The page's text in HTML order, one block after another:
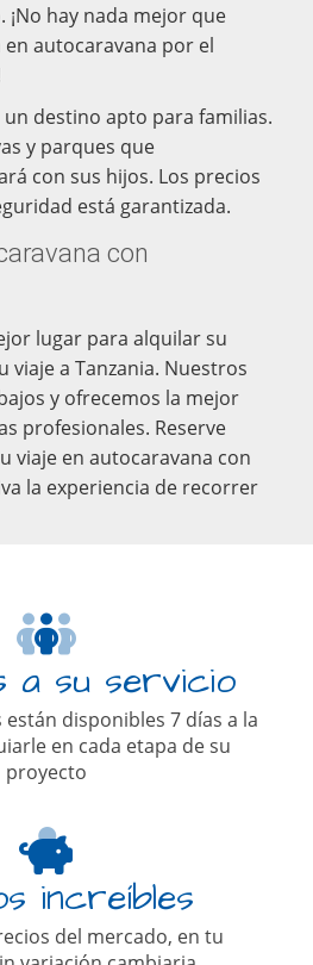
¡No hay nada mejor que
autocaravana por el
un destino apto para familias.
y parques que
con sus hijos. Los precios
está garantizada.
con
lugar para alquilar su
viaje a Tanzania. Nuestros
y ofrecemos la mejor
profesionales. Reserve
viaje en autocaravana con
la experiencia de recorrer
a su servicio
disponibles 7 días a la
en cada etapa de su
proyecto
increíbles
del mercado, en tu